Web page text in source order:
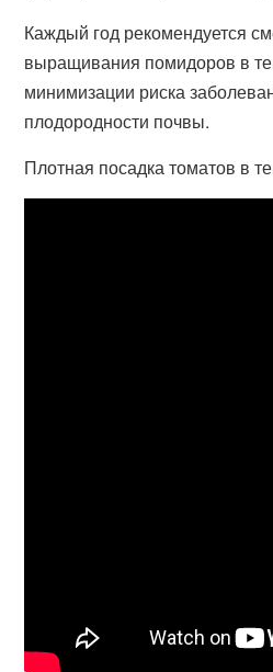
Каждый год рекомендуется
выращивания помидоров в
минимизации риска
плодородности почвы.
Плотная посадка томатов в